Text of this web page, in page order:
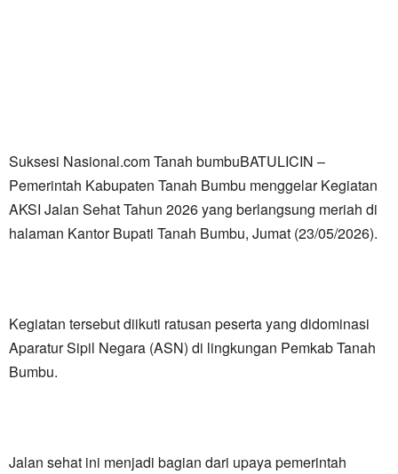
Suksesi Nasional.com Tanah bumbuBATULICIN –
Pemerintah Kabupaten Tanah Bumbu menggelar Kegiatan
AKSI Jalan Sehat Tahun 2026 yang berlangsung meriah di
halaman Kantor Bupati Tanah Bumbu, Jumat (23/05/2026).
Kegiatan tersebut diikuti ratusan peserta yang didominasi
Aparatur Sipil Negara (ASN) di lingkungan Pemkab Tanah
Bumbu.
Jalan sehat ini menjadi bagian dari upaya pemerintah